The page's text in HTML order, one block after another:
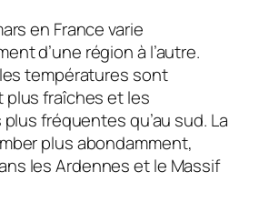
en France varie
d’une région à l’autre.
températures sont
fraîches et les
fréquentes qu’au sud. La
plus abondamment,
les Ardennes et le Massif